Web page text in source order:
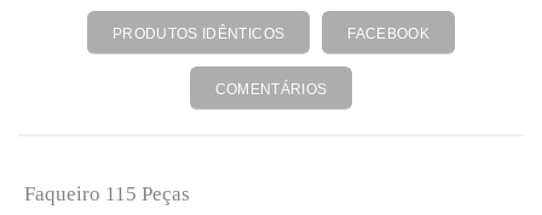
PRODUTOS IDÊNTICOS FACEBOOK
COMENTÁRIOS
Faqueiro 115 Peças